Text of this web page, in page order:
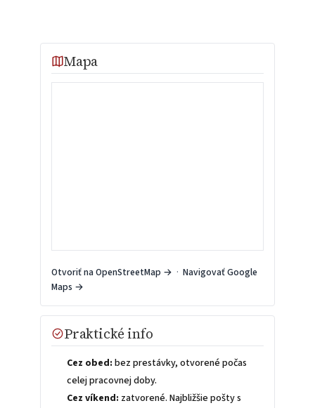
Mapa
Otvoriť na OpenStreetMap → · Navigovať Google
Maps →
Praktické info
Cez obed: bez prestávky, otvorené počas
celej pracovnej doby.
Cez víkend: zatvorené. Najbližšie pošty s